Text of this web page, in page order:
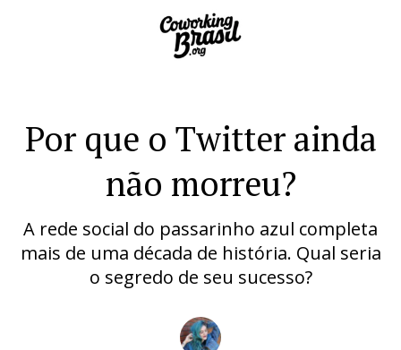
Por que o Twitter ainda
não morreu?
A rede social do passarinho azul completa
mais de uma década de história. Qual seria
o segredo de seu sucesso?